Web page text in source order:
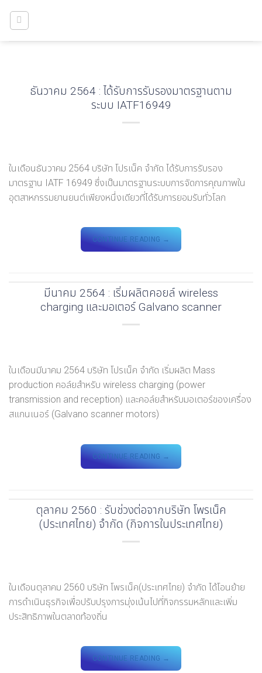
ธันวาคม 2564 : ได้รับการรับรองมาตรฐานตาม
ระบบ IATF16949
ในเดือนธันวาคม 2564 บริษัท โปรเน็ค จำกัด ได้รับการรับรอง
มาตรฐาน IATF 16949 ซึ่งเป็นมาตรฐานระบบการจัดการคุณภาพใน
อุตสาหกรรมยานยนต์เพียงหนึ่งเดียวที่ได้รับการยอมรับทั่วโลก
CONTINUE READING →
มีนาคม 2564 : เริ่มผลิตคอยล์ wireless
charging และมอเตอร์ Galvano scanner
ในเดือนมีนาคม 2564 บริษัท โปรเน็ค จำกัด เริ่มผลิต Mass
production คอล์ยสำหรับ wireless charging (power
transmission and reception) และคอล์ยสำหรับมอเตอร์ของเครื่อง
สแกนเนอร์ (Galvano scanner motors)
CONTINUE READING →
ตุลาคม 2560 : รับช่วงต่อจากบริษัท โพรเน็ค
(ประเทศไทย) จำกัด (กิจการในประเทศไทย)
ในเดือนตุลาคม 2560 บริษัท โพรเน็ค(ประเทศไทย) จำกัด ได้โอนย้าย
การดำเนินธุรกิจเพื่อปรับปรุงการมุ่งเน้นไปที่กิจกรรมหลักและเพิ่ม
ประสิทธิภาพในตลาดท้องถิ่น
CONTINUE READING →